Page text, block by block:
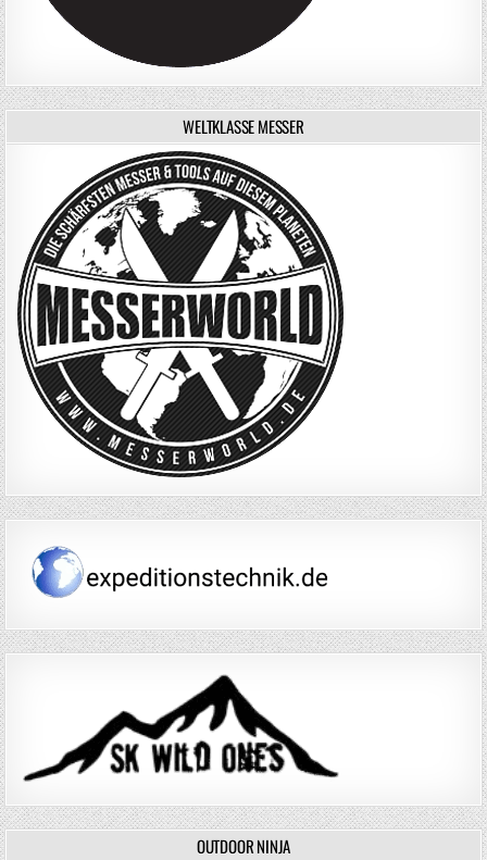
WELTKLASSE MESSER
OUTDOOR NINJA